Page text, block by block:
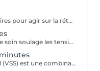
Ce soin active les échanges circulatoires pour agir sur la rétention d'eau et éliminer les toxines, offrant un effet dynamisant et une sensation de légèreté aux jambes.
En agissant sur les tissus profonds, ce soin soulage les tensions musculaires et favorise une meilleure récupération sportive en diminuant les courbatures.
minutes
Le protocole Vitalité-Stress-Sommeil (VSS) est une combinaison de trois effets : nerveux, circulatoire et musculaire pour agir sur le bien-être global tout en renforçant ses défenses naturelles. Ce soin réduit significativement le stress, améliore la vitalité, réduit les troubles du sommeil et améliore l'humeur générale. Des effets sont ressentis dès la 1ère séance sur la vitalité, le stress, le bien-être et les douleurs musculaires. N'oublions pas la définition de la santé de l'OMS La santé est un état de complet bien-être physique, mental et social, et ne consiste pas seulement en une absence de maladie ou d'infirmité .